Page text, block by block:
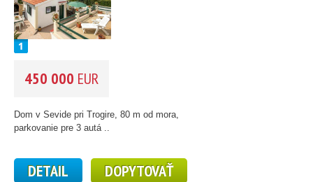
450 000 EUR
Dom v Sevide pri Trogire, 80 m od mora,
parkovanie pre 3 autá ..
DETAIL DOPYTOVAŤ